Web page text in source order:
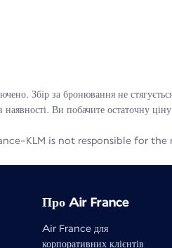
Збір за бронювання не
Ви побачите остаточну
KLM is not responsible for
Про Air France
Air France для
корпоративних клієнтів